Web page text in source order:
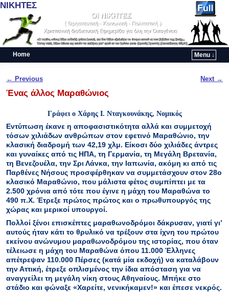
ΝΙΚΗΤΕΣ
Home
Menu ↓
Post navigation
← Previous Next →
Ένας άλλος Μαραθώνιος
Γράφει ο Χάρης Ι. Νταγκουνάκης, Νομικός
Εντύπωση έκανε η αποφασιστικότητα αλλά και συμμετοχή
τόσων χιλιάδων ανθρώπων στον εφετινό Μαραθώνιο, την
κλασική διαδρομή των 42,19 χλμ. Είκοσι δύο χιλιάδες άντρες
και γυναίκες από τις ΗΠΑ, τη Γερμανία, τη Μεγάλη Βρετανία,
τη Βενεζουέλα, την Σρι Λάνκα, την Ιαπωνία, ακόμη κι από τις
Παρθένες Νήσους προσφέρθηκαν να συμμετάσχουν στον 28ο
κλασικό Μαραθώνιο, που μάλιστα φέτος συμπίπτει με τα
2.500 χρόνια από τότε που έγινε η μάχη του Μαραθώνα το
490 π.Χ. Έτρεξε πρώτος πρώτος και ο πρωθυπουργός της
χώρας και μερικοί υπουργοί.
Πολλοί ξένοι επισκέπτες μαραθωνοδρόμοι δάκρυσαν, γιατί γι’
αυτούς ήταν κάτι το θρυλικό να τρέξουν στα ίχνη του πρώτου
εκείνου ανώνυμου μαραθωνοδρόμου της ιστορίας, που όταν
τέλειωσε η μάχη του Μαραθώνα όπου 11.000 Έλληνες
απέτρεψαν 110.000 Πέρσες (κατά μία εκδοχή) να καταλάβουν
την Αττική, έτρεξε οπλισμένος την ίδια απόσταση για να
αναγγείλει τη μεγάλη νίκη στους Αθηναίους. Μπήκε στο
στάδιο και φώναξε «Χαρείτε, νενικήκαμεν!» και έπεσε νεκρός.